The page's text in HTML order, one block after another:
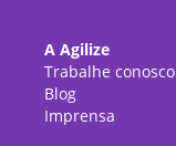
A Agilize
Trabalhe conosco
Blog
Imprensa